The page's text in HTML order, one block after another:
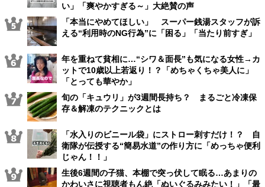
い」「爽やかすぎる～」大絶賛の声
「本当にやめてほしい」 スーパー銭湯スタッフが訴
える“利用時のNG行為”に「困る」「当たり前すぎ」
年を重ねて貧相に…“シワ＆面長”も気になる女性→カ
ットで10歳以上若返り！？「めちゃくちゃ美人に」
「とっても華やか」
旬の「キュウリ」が3週間長持ち？ まるごと冷凍保
存＆解凍のテクニックとは
「水入りのビニール袋」にストロー刺すだけ！？ 自
衛隊が伝授する“簡易水道”の作り方に「めっちゃ便利
じゃん！！」
生後6週間の子猫、本棚で突っ伏して眠る…あまりの
かわいさに視聴者もん絶「ぬいぐるみみたい！」「最